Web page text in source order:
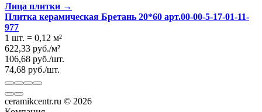
Лица плитки →
Плитка керамическая Бретань 20*60 арт.00-00-5-17-01-11-
977
1 шт. = 0,12 м²
622,33 руб./м²
106,68 руб./шт.
74,68 руб./шт.
ceramikcentr.ru © 2026